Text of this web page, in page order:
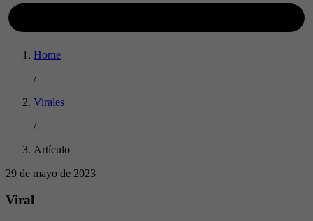
Home
/
Virales
/
Artículo
29 de mayo de 2023
Viral